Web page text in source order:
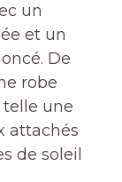
un
et un
De
robe
une
attachés
de soleil